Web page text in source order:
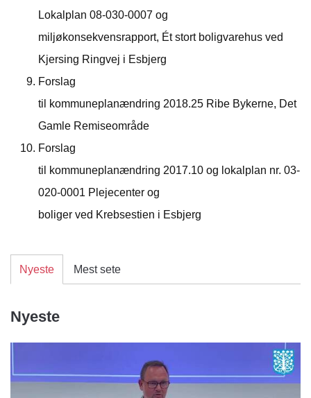
Lokalplan 08-030-0007 og
miljøkonsekvensrapport, Ét stort boligvarehus ved
Kjersing Ringvej i Esbjerg
Forslag
til kommuneplanændring 2018.25 Ribe Bykerne, Det
Gamle Remiseområde
Forslag
til kommuneplanændring 2017.10 og lokalplan nr. 03-
020-0001 Plejecenter og
boliger ved Krebsestien i Esbjerg
Nyeste Mest sete
Nyeste